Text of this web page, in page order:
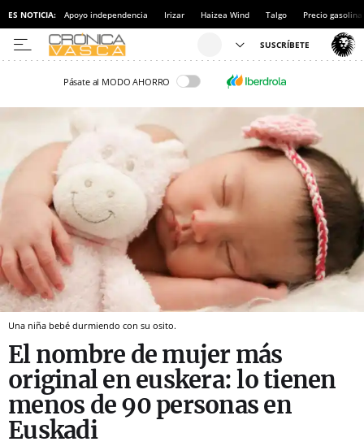
ES NOTICIA: Apoyo independencia Irizar Haizea Wind Talgo Precio gasolina
Pásate al MODO AHORRO
Una niña bebé durmiendo con su osito.
El nombre de mujer más
original en euskera: lo tienen
menos de 90 personas en
Euskadi